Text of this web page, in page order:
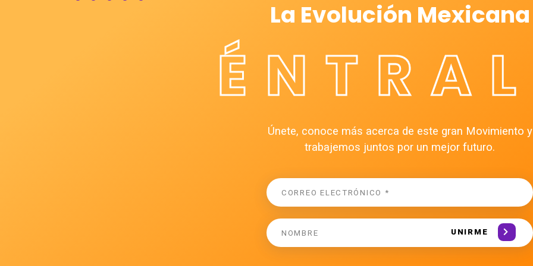
La Evolución Mexicana
Únete, conoce más acerca de este gran Movimiento y
trabajemos juntos por un mejor futuro.
UNIRME